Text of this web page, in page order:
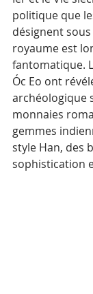
politique que
désignent
royaume est
fantomatique.
Óc Eo ont
archéologique
monnaies
gemmes
style Han, des
sophistication